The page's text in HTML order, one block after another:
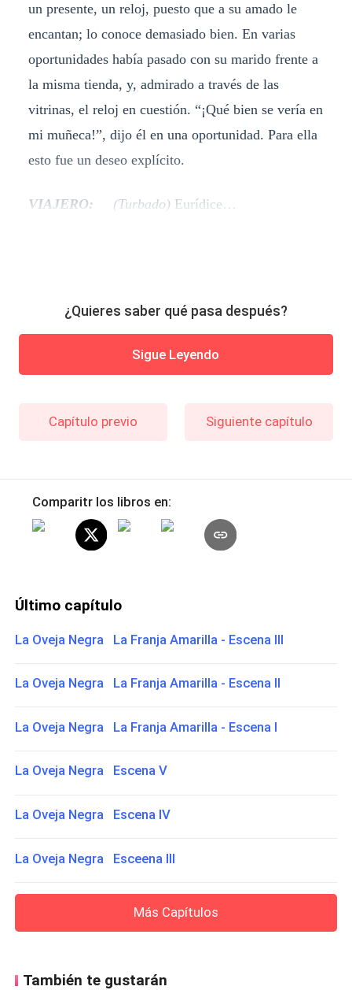
un presente, un reloj, puesto que a su amado le
encantan; lo conoce demasiado bien. En varias
oportunidades había pasado con su marido frente a
la misma tienda, y, admirado a través de las
vitrinas, el reloj en cuestión. “¡Qué bien se vería en
mi muñeca!”, dijo él en una oportunidad. Para ella
esto fue un deseo explícito.
VIAJERO: (Turbado) Eurídice…
¿Quieres saber qué pasa después?
Sigue Leyendo
Capítulo previo Siguiente capítulo
Comparitr los libros en:
Último capítulo
La Oveja Negra La Franja Amarilla - Escena III
La Oveja Negra La Franja Amarilla - Escena II
La Oveja Negra La Franja Amarilla - Escena I
La Oveja Negra Escena V
La Oveja Negra Escena IV
La Oveja Negra Esceena III
Más Capítulos
También te gustarán